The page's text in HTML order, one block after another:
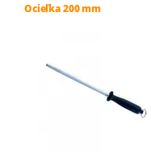
Ocieľka 200 mm